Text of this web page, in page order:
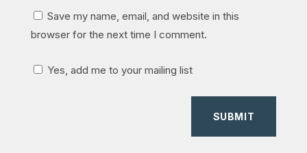
Save my name, email, and website in this
browser for the next time I comment.
Yes, add me to your mailing list
SUBMIT